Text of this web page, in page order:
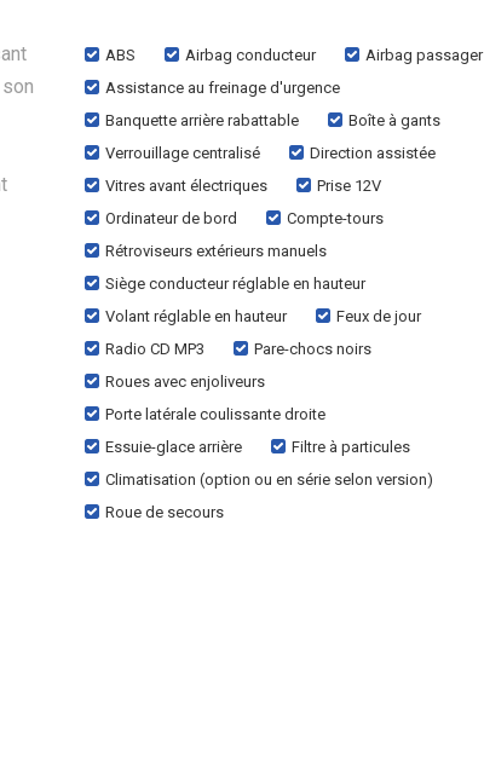
ABS Airbag conducteur
Airbag passager
Assistance au freinage d'urgence
Banquette arrière rabattable
Boîte à gants
Verrouillage centralisé
Direction assistée
Vitres avant électriques
Prise 12V
Ordinateur de bord
Compte-tours
Rétroviseurs extérieurs manuels
Siège conducteur réglable en hauteur
Volant réglable en hauteur
Feux de jour
Radio CD MP3
Pare-chocs noirs
Roues avec enjoliveurs
Porte latérale coulissante droite
Essuie-glace arrière
Filtre à particules
Climatisation (option ou en série selon version)
Roue de secours